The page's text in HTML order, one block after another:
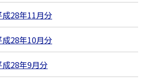
28年11月分
28年10月分
28年9月分